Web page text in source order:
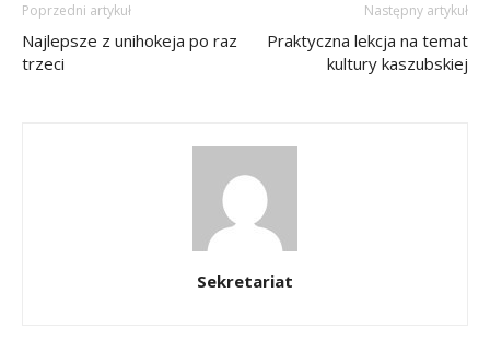
Poprzedni artykuł
Najlepsze z unihokeja po raz
trzeci
Następny artykuł
Praktyczna lekcja na temat
kultury kaszubskiej
Sekretariat